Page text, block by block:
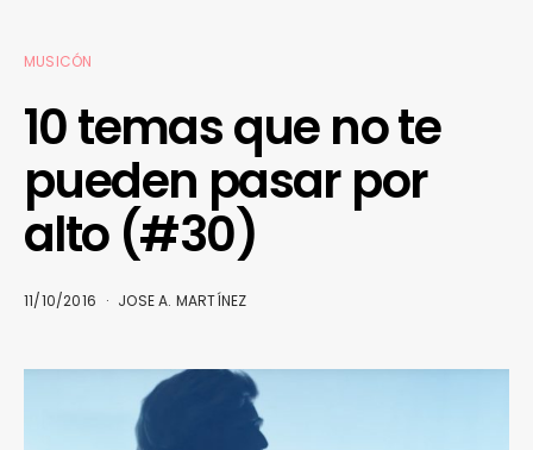
MUSICÓN
10 temas que no te
pueden pasar por
alto (#30)
11/10/2016 JOSE A. MARTÍNEZ